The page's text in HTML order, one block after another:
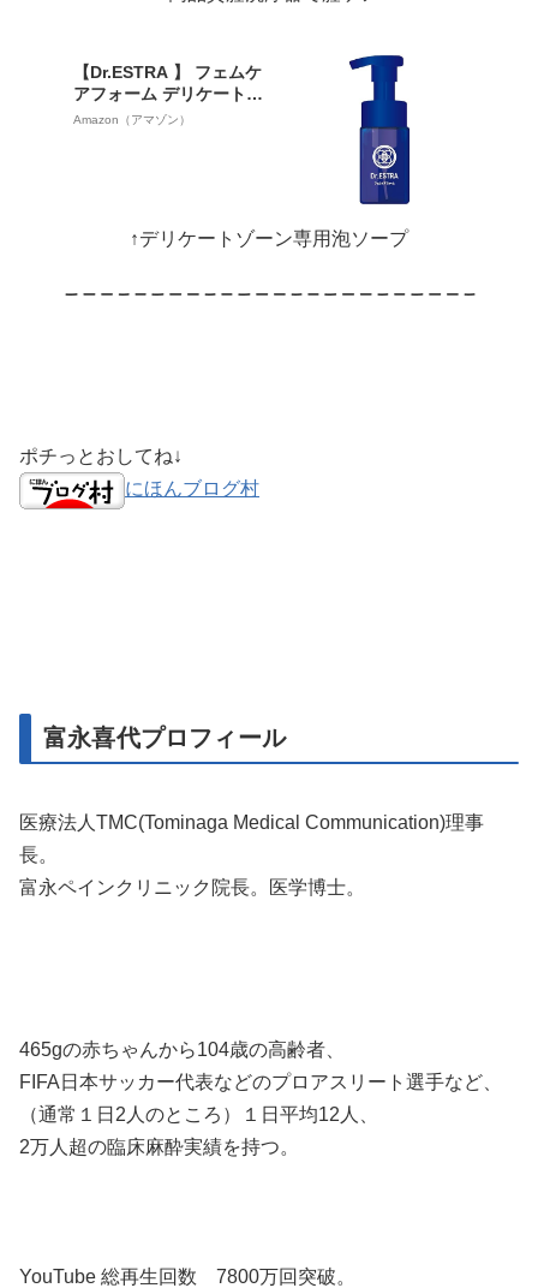
【Dr.ESTRA 】 フェムケ
アフォーム デリケートゾ
ーン 泡 ソープ 石鹸 日本
み かゆみ 保湿フェムケア
Amazon（アマゾン）
↑デリケートゾーン専用泡ソープ
ポチっとおしてね↓
にほんブログ村
富永喜代プロフィール
医療法人TMC(Tominaga Medical Communication)理事
長。
富永ペインクリニック院長。医学博士。
465gの赤ちゃんから104歳の高齢者、
FIFA日本サッカー代表などのプロアスリート選手など、
（通常１日2人のところ）１日平均12人、
2万人超の臨床麻酔実績を持つ。
YouTube 総再生回数 7800万回突破。